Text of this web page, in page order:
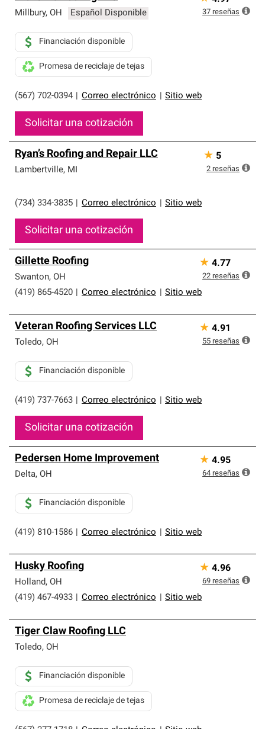
Millbury, OH Español Disponible
(567) 702-0394 Correo electrónico Sitio web
Financiación disponible
Promesa de reciclaje de tejas
Solicitar una cotización
37 reseñas
Ryan’s Roofing and Repair LLC
Lambertville, MI
(734) 334-3835 Correo electrónico Sitio web
Solicitar una cotización
★ 5
2 reseñas
Gillette Roofing
Swanton, OH
(419) 865-4520
Correo electrónico Sitio web
★ 4.77
22 reseñas
Veteran Roofing Services LLC
Toledo, OH
(419) 737-7663 Correo electrónico Sitio web
Financiación disponible
Solicitar una cotización
★ 4.91
55 reseñas
Pedersen Home Improvement
Delta, OH
(419) 810-1586 Correo electrónico Sitio web
Financiación disponible
★ 4.95
64 reseñas
Husky Roofing
Holland, OH
(419) 467-4933
Correo electrónico Sitio web
★ 4.96
69 reseñas
Tiger Claw Roofing LLC
Toledo, OH
Financiación disponible
Promesa de reciclaje de tejas